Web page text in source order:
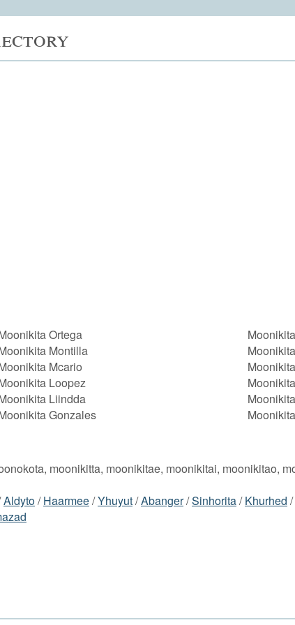
Ortega
Montilla
Mcario
Loopez
Liindda
Gonzales
moonikitta, moonikitae, moonikitai, moonikitao,
Aldyto/Haarmee/Yhuyut/Abanger/Sinhorita/Khurhed /